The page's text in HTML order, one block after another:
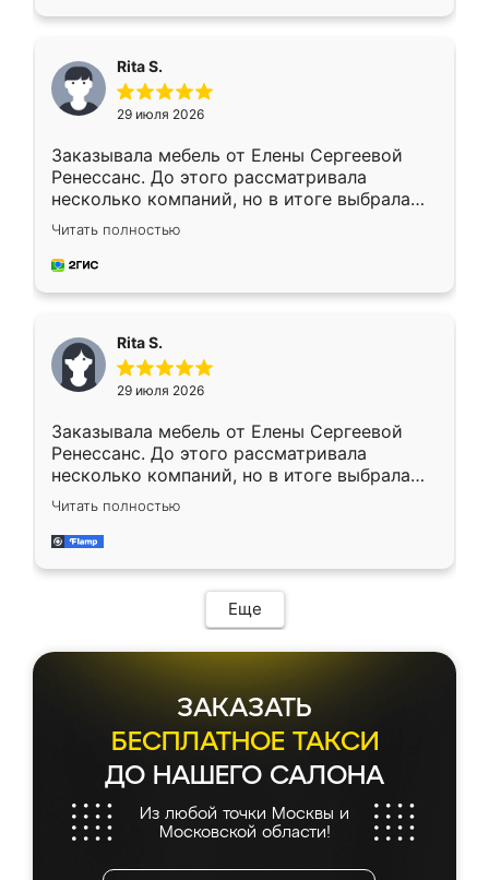
Rita S.
29 июля 2026
Заказывала мебель от Елены Сергеевой
Ренессанс. До этого рассматривала
несколько компаний, но в итоге выбрала
эту. Сначала обговорили условия, потом
приехал замерщик, всё спокойно объяснил
и снял размеры. Изготовили в срок, с
каких-либо доработок. Качеством осталась
довольна, все выглядит так, как и ожидала.
Читать полностью
Rita S.
29 июля 2026
Заказывала мебель от Елены Сергеевой
Ренессанс. До этого рассматривала
несколько компаний, но в итоге выбрала
эту. Сначала обговорили условия, потом
приехал замерщик, всё спокойно объяснил
и снял размеры. Изготовили в срок, с
мебель сразу встала на свое место без
каких-либо доработок. Качеством осталась
довольна, все выглядит так, как и ожидала.
Читать полностью
Еще
ЗАКАЗАТЬ
БЕСПЛАТНОЕ ТАКСИ
ДО НАШЕГО САЛОНА
Из любой точки Москвы и
Московской области!